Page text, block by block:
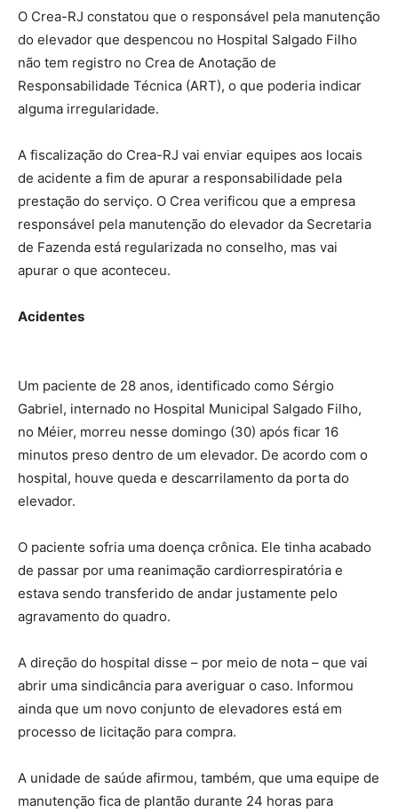
O Crea-RJ constatou que o responsável pela manutenção
do elevador que despencou no Hospital Salgado Filho
não tem registro no Crea de Anotação de
Responsabilidade Técnica (ART), o que poderia indicar
alguma irregularidade.
A fiscalização do Crea-RJ vai enviar equipes aos locais
de acidente a fim de apurar a responsabilidade pela
prestação do serviço. O Crea verificou que a empresa
responsável pela manutenção do elevador da Secretaria
de Fazenda está regularizada no conselho, mas vai
apurar o que aconteceu.
Acidentes
Um paciente de 28 anos, identificado como Sérgio
Gabriel, internado no Hospital Municipal Salgado Filho,
no Méier, morreu nesse domingo (30) após ficar 16
minutos preso dentro de um elevador. De acordo com o
hospital, houve queda e descarrilamento da porta do
elevador.
O paciente sofria uma doença crônica. Ele tinha acabado
de passar por uma reanimação cardiorrespiratória e
estava sendo transferido de andar justamente pelo
agravamento do quadro.
A direção do hospital disse – por meio de nota – que vai
abrir uma sindicância para averiguar o caso. Informou
ainda que um novo conjunto de elevadores está em
processo de licitação para compra.
A unidade de saúde afirmou, também, que uma equipe de
manutenção fica de plantão durante 24 horas para